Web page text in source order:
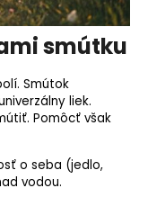
smútku
Smútok
liek.
Pomôcť však
o seba (jedlo,
vodou.